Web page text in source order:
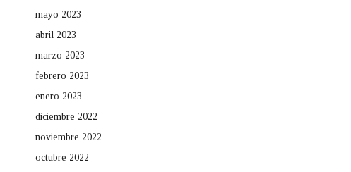
mayo 2023
abril 2023
marzo 2023
febrero 2023
enero 2023
diciembre 2022
noviembre 2022
octubre 2022